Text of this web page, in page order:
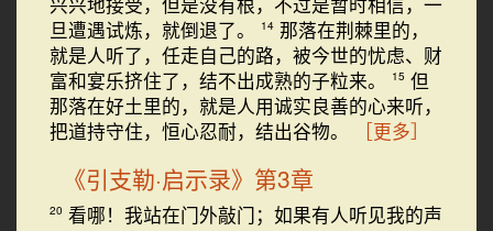
旦遭遇试炼，就倒退了。
14 那落在荆棘里的，
就是人听了，任走自己的路，被今世的忧虑、财
富和宴乐挤住了，结不出成熟的子粒来。
15 但
那落在好土里的，就是人用诚实良善的心来听，
把道持守住，恒心忍耐，结出谷物。
［更多］
《引支勒·启示录》第3章
20 看哪！我站在门外敲门；如果有人听见我的声